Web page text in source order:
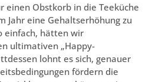
einen Obstkorb in die Teeküche
Jahr eine Gehaltserhöhung zu
einfach, hätten wir
ultimativen „Happy-
lohnt es sich, genauer
fördern die